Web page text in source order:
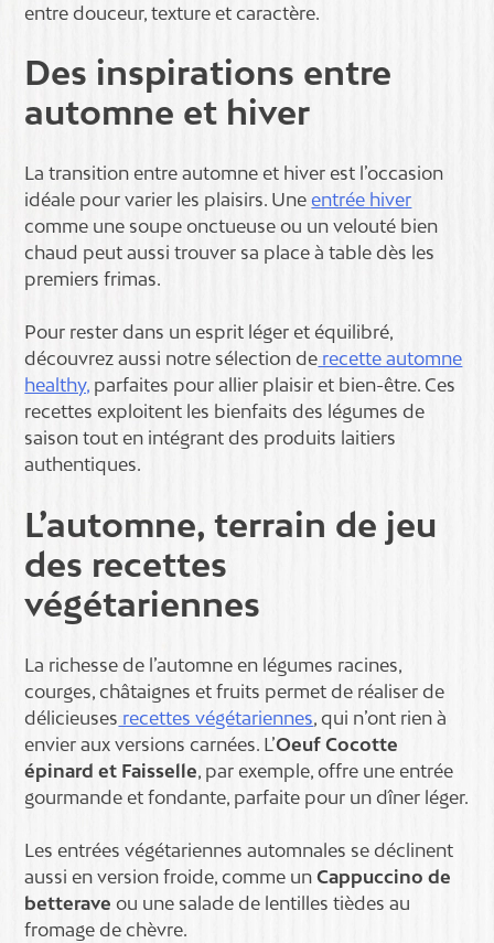
entre douceur, texture et caractère.
Des inspirations entre
automne et hiver
La transition entre automne et hiver est l’occasion
idéale pour varier les plaisirs. Uneentrée hiver
comme une soupe onctueuse ou un velouté bien
chaud peut aussi trouver sa place à table dès les
premiers frimas.
Pour rester dans un esprit léger et équilibré,
découvrez aussi notre sélection de recette automne
healthy, parfaites pour allier plaisir et bien-être. Ces
recettes exploitent les bienfaits des légumes de
saison tout en intégrant des produits laitiers
authentiques.
L’automne, terrain de jeu
des recettes
végétariennes
La richesse de l’automne en légumes racines,
courges, châtaignes et fruits permet de réaliser de
délicieuses recettes végétariennes, qui n’ont rien à
envier aux versions carnées. L’Oeuf Cocotte
épinard et Faisselle, par exemple, offre une entrée
gourmande et fondante, parfaite pour un dîner léger.
Les entrées végétariennes automnales se déclinent
aussi en version froide, comme un Cappuccino de
betterave ou une salade de lentilles tièdes au
fromage de chèvre.